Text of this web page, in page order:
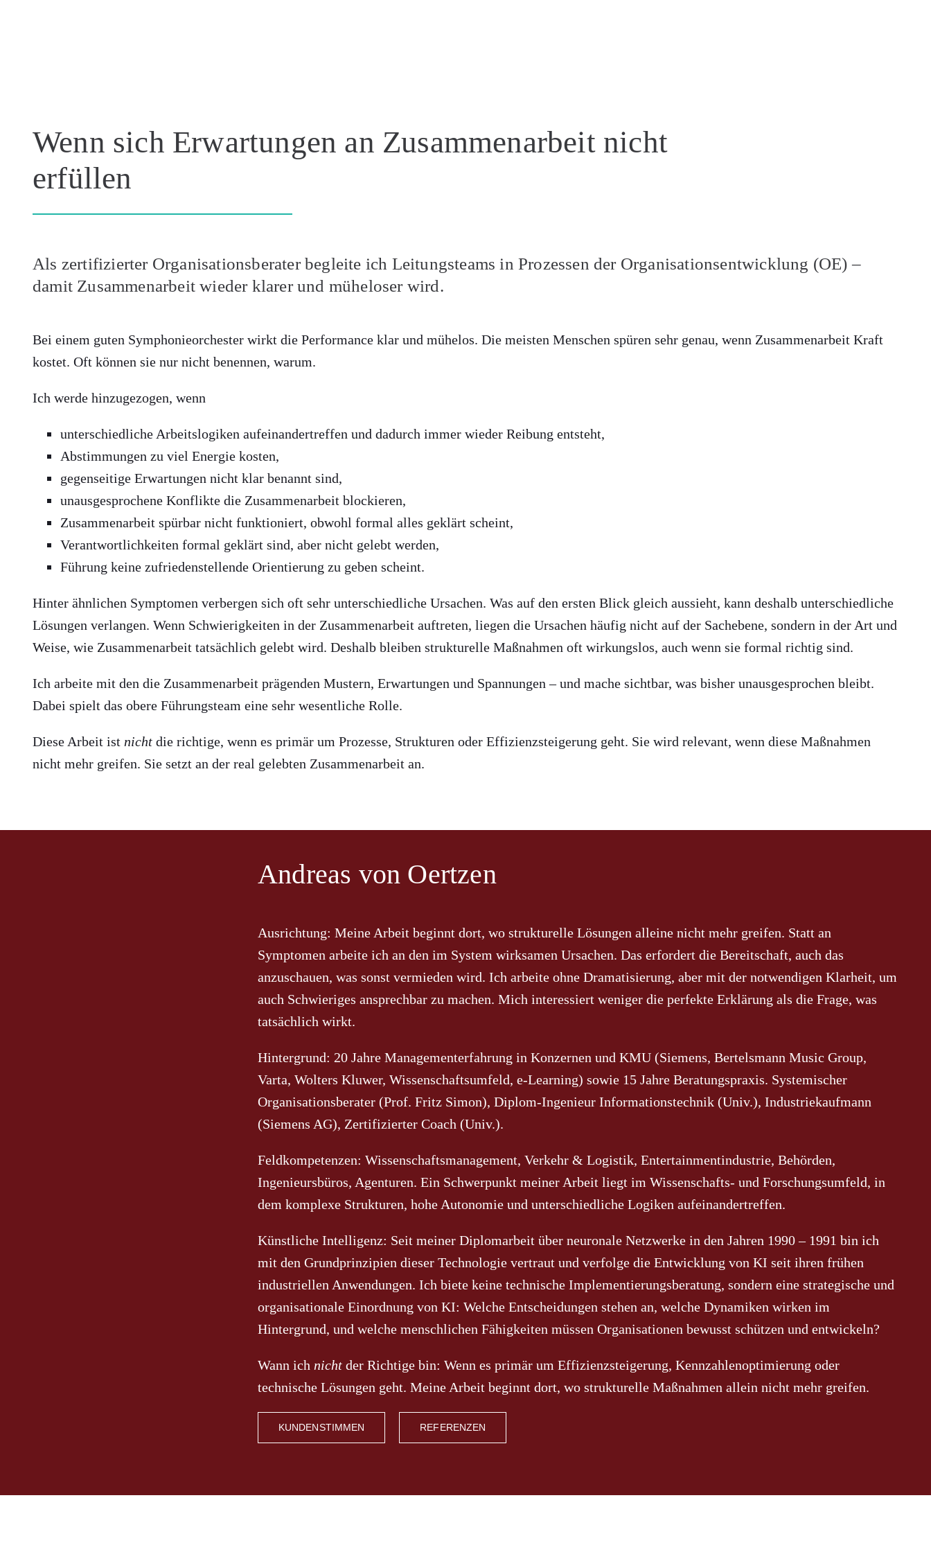
Wenn sich Erwartungen an Zusammenarbeit nicht
erfüllen
Als zertifizierter Organisationsberater begleite ich Leitungsteams in Prozessen der Organisationsentwicklung (OE) –
damit Zusammenarbeit wieder klarer und müheloser wird.
Bei einem guten Symphonieorchester wirkt die Performance klar und mühelos. Die meisten Menschen spüren sehr genau, wenn Zusammenarbeit Kraft
kostet. Oft können sie nur nicht benennen, warum.
Ich werde hinzugezogen, wenn
unterschiedliche Arbeitslogiken aufeinandertreffen und dadurch immer wieder Reibung entsteht,
Abstimmungen zu viel Energie kosten,
gegenseitige Erwartungen nicht klar benannt sind,
unausgesprochene Konflikte die Zusammenarbeit blockieren,
Zusammenarbeit spürbar nicht funktioniert, obwohl formal alles geklärt scheint,
Verantwortlichkeiten formal geklärt sind, aber nicht gelebt werden,
Führung keine zufriedenstellende Orientierung zu geben scheint.
Hinter ähnlichen Symptomen verbergen sich oft sehr unterschiedliche Ursachen. Was auf den ersten Blick gleich aussieht, kann deshalb unterschiedliche
Lösungen verlangen. Wenn Schwierigkeiten in der Zusammenarbeit auftreten, liegen die Ursachen häufig nicht auf der Sachebene, sondern in der Art und
Weise, wie Zusammenarbeit tatsächlich gelebt wird. Deshalb bleiben strukturelle Maßnahmen oft wirkungslos, auch wenn sie formal richtig sind.
Ich arbeite mit den die Zusammenarbeit prägenden Mustern, Erwartungen und Spannungen – und mache sichtbar, was bisher unausgesprochen bleibt.
Dabei spielt das obere Führungsteam eine sehr wesentliche Rolle.
Diese Arbeit ist nicht die richtige, wenn es primär um Prozesse, Strukturen oder Effizienzsteigerung geht. Sie wird relevant, wenn diese Maßnahmen
nicht mehr greifen. Sie setzt an der real gelebten Zusammenarbeit an.
Andreas von Oertzen
Ausrichtung: Meine Arbeit beginnt dort, wo strukturelle Lösungen alleine nicht mehr greifen. Statt an
Symptomen arbeite ich an den im System wirksamen Ursachen. Das erfordert die Bereitschaft, auch das
anzuschauen, was sonst vermieden wird. Ich arbeite ohne Dramatisierung, aber mit der notwendigen Klarheit, um
auch Schwieriges ansprechbar zu machen. Mich interessiert weniger die perfekte Erklärung als die Frage, was
tatsächlich wirkt.
Hintergrund: 20 Jahre Managementerfahrung in Konzernen und KMU (Siemens, Bertelsmann Music Group,
Varta, Wolters Kluwer, Wissenschaftsumfeld, e-Learning) sowie 15 Jahre Beratungspraxis. Systemischer
Organisationsberater (Prof. Fritz Simon), Diplom-Ingenieur Informationstechnik (Univ.), Industriekaufmann
(Siemens AG), Zertifizierter Coach (Univ.).
Feldkompetenzen: Wissenschaftsmanagement, Verkehr & Logistik, Entertainmentindustrie, Behörden,
Ingenieursbüros, Agenturen. Ein Schwerpunkt meiner Arbeit liegt im Wissenschafts- und Forschungsumfeld, in
dem komplexe Strukturen, hohe Autonomie und unterschiedliche Logiken aufeinandertreffen.
Künstliche Intelligenz: Seit meiner Diplomarbeit über neuronale Netzwerke in den Jahren 1990 – 1991 bin ich
mit den Grundprinzipien dieser Technologie vertraut und verfolge die Entwicklung von KI seit ihren frühen
industriellen Anwendungen. Ich biete keine technische Implementierungsberatung, sondern eine strategische und
organisationale Einordnung von KI: Welche Entscheidungen stehen an, welche Dynamiken wirken im
Hintergrund, und welche menschlichen Fähigkeiten müssen Organisationen bewusst schützen und entwickeln?
Wann ich nichtder Richtige bin: Wenn es primär um Effizienzsteigerung, Kennzahlenoptimierung oder
technische Lösungen geht. Meine Arbeit beginnt dort, wo strukturelle Maßnahmen allein nicht mehr greifen.
KUNDENSTIMMEN REFERENZEN